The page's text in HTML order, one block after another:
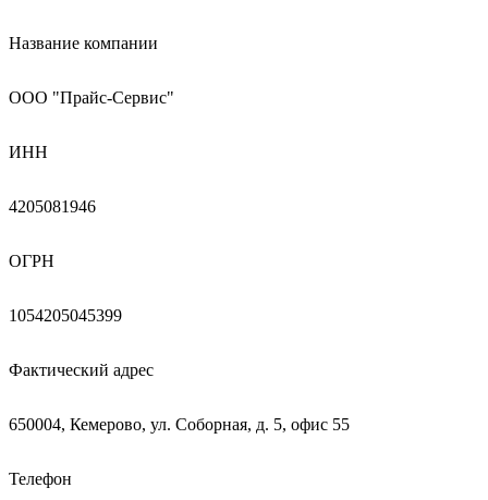
Название компании
ООО "Прайс-Сервис"
ИНН
4205081946
ОГРН
1054205045399
Фактический адрес
650004, Кемерово, ул. Соборная, д. 5, офис 55
Телефон